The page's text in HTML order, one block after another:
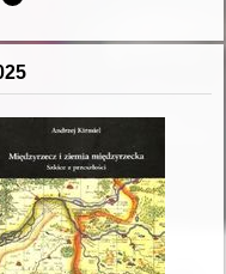
Czech w latach 1457-1547.